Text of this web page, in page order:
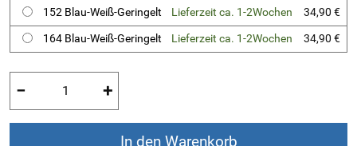
152 Blau-Weiß-Geringelt
Lieferzeit ca. 1-2Wochen
34,90 €
164 Blau-Weiß-Geringelt
Lieferzeit ca. 1-2Wochen 34,90 €
− +
In den Warenkorb